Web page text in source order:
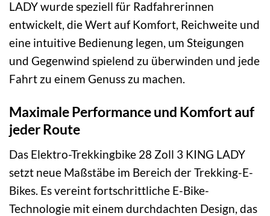
LADY wurde speziell für Radfahrerinnen
entwickelt, die Wert auf Komfort, Reichweite und
eine intuitive Bedienung legen, um Steigungen
und Gegenwind spielend zu überwinden und jede
Fahrt zu einem Genuss zu machen.
Maximale Performance und Komfort auf
jeder Route
Das Elektro-Trekkingbike 28 Zoll 3 KING LADY
setzt neue Maßstäbe im Bereich der Trekking-E-
Bikes. Es vereint fortschrittliche E-Bike-
Technologie mit einem durchdachten Design, das